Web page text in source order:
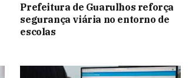
Prefeitura de Guarulhos reforça
segurança viária no entorno de
escolas